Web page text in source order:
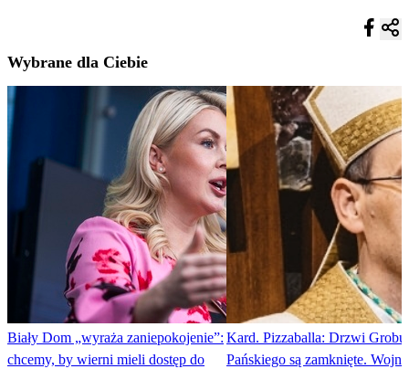
Wybrane dla Ciebie
Biały Dom „wyraża zaniepokojenie”:
chcemy, by wierni mieli dostęp do
Kard. Pizzaballa: Drzwi Grobu
Pańskiego są zamknięte. Wojna